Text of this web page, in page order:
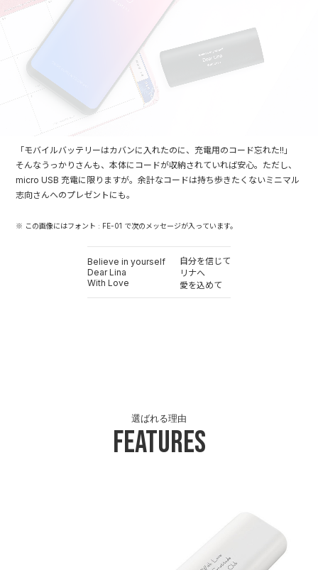
「モバイルバッテリーはカバンに入れたのに、充電用のコード忘れた!!」
そんなうっかりさんも、本体にコードが収納されていれば安心。ただし、
micro USB 充電に限りますが。余計なコードは持ち歩きたくないミニマル
志向さんへのプレゼントにも。
※ この画像にはフォント : FE-01 で次のメッセージが入っています。
Believe in yourself
Dear Lina
With Love
自分を信じて
リナへ
愛を込めて
Features
選ばれる理由